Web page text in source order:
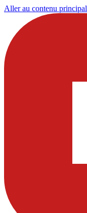
Aller au contenu principal